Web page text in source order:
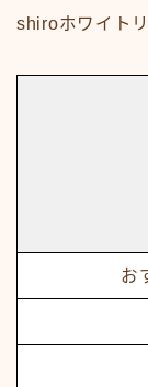
shiroホワイト
お